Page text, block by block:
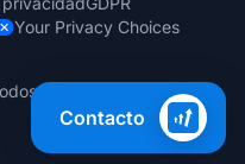
Your Privacy Choices
los derechos
Contacto